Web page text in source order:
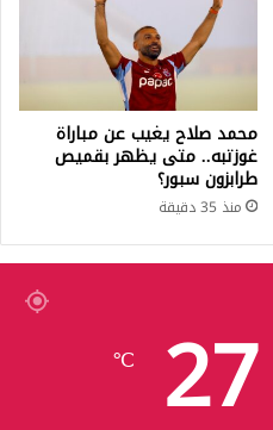
محمد صلاح يغيب عن مباراة
غوزتبه.. متى يظهر بقميص
طرابزون سبور؟
منذ 35 دقيقة
27
℃